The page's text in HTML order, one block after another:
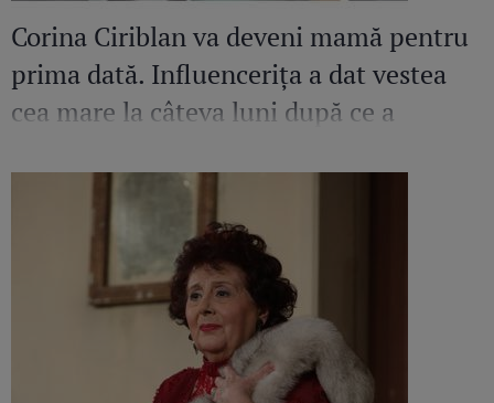
Corina Ciriblan va deveni mamă pentru
prima dată. Influencerița a dat vestea
cea mare la câteva luni după ce a